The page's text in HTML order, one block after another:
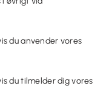
du anvender vores
du tilmelder dig vores